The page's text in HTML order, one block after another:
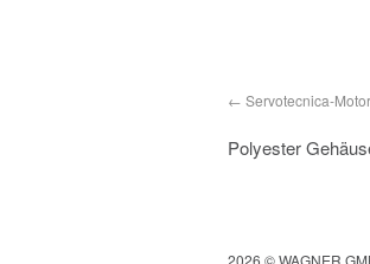
Servotecnica-
Polyester
2026 © WAGNER